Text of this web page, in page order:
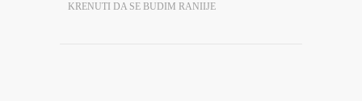
KRENUTI DA SE BUDIM RANIIJE